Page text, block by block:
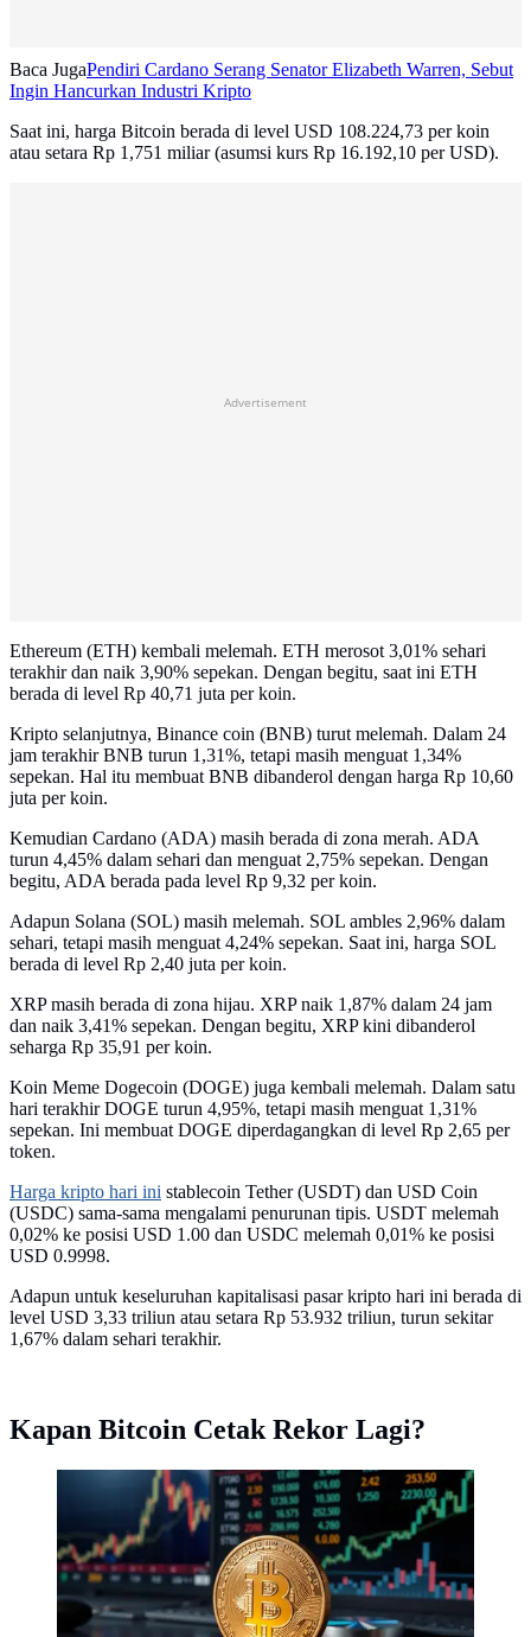
Baca JugaPendiri Cardano Serang Senator Elizabeth Warren, Sebut
Ingin Hancurkan Industri Kripto
Saat ini, harga Bitcoin berada di level USD 108.224,73 per koin
atau setara Rp 1,751 miliar (asumsi kurs Rp 16.192,10 per USD).
Advertisement
Ethereum (ETH) kembali melemah. ETH merosot 3,01% sehari
terakhir dan naik 3,90% sepekan. Dengan begitu, saat ini ETH
berada di level Rp 40,71 juta per koin.
Kripto selanjutnya, Binance coin (BNB) turut melemah. Dalam 24
jam terakhir BNB turun 1,31%, tetapi masih menguat 1,34%
sepekan. Hal itu membuat BNB dibanderol dengan harga Rp 10,60
juta per koin.
Kemudian Cardano (ADA) masih berada di zona merah. ADA
turun 4,45% dalam sehari dan menguat 2,75% sepekan. Dengan
begitu, ADA berada pada level Rp 9,32 per koin.
Adapun Solana (SOL) masih melemah. SOL ambles 2,96% dalam
sehari, tetapi masih menguat 4,24% sepekan. Saat ini, harga SOL
berada di level Rp 2,40 juta per koin.
XRP masih berada di zona hijau. XRP naik 1,87% dalam 24 jam
dan naik 3,41% sepekan. Dengan begitu, XRP kini dibanderol
seharga Rp 35,91 per koin.
Koin Meme Dogecoin (DOGE) juga kembali melemah. Dalam satu
hari terakhir DOGE turun 4,95%, tetapi masih menguat 1,31%
sepekan. Ini membuat DOGE diperdagangkan di level Rp 2,65 per
token.
Harga kripto hari ini stablecoin Tether (USDT) dan USD Coin
(USDC) sama-sama mengalami penurunan tipis. USDT melemah
0,02% ke posisi USD 1.00 dan USDC melemah 0,01% ke posisi
USD 0.9998.
Adapun untuk keseluruhan kapitalisasi pasar kripto hari ini berada di
level USD 3,33 triliun atau setara Rp 53.932 triliun, turun sekitar
1,67% dalam sehari terakhir.
Kapan Bitcoin Cetak Rekor Lagi?
Aset digital kripto Bitcoin. (Foto by AI)